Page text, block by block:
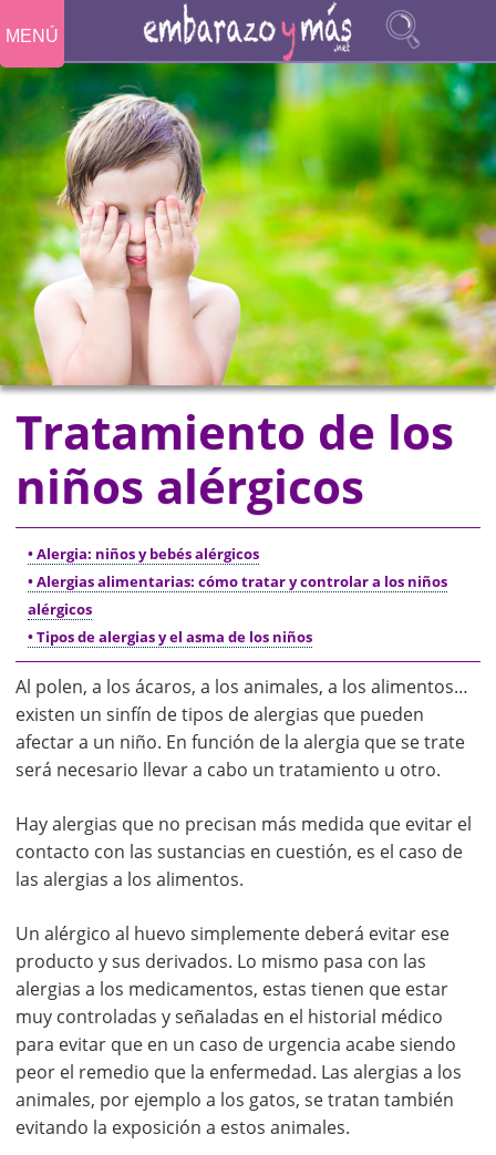
MENÚ
Tratamiento de los
niños alérgicos
• Alergia: niños y bebés alérgicos
• Alergias alimentarias: cómo tratar y controlar a los niños
alérgicos
• Tipos de alergias y el asma de los niños
Al polen, a los ácaros, a los animales, a los alimentos…
existen un sinfín de tipos de alergias que pueden
afectar a un niño. En función de la alergia que se trate
será necesario llevar a cabo un tratamiento u otro.
Hay alergias que no precisan más medida que evitar el
contacto con las sustancias en cuestión, es el caso de
las alergias a los alimentos.
Un alérgico al huevo simplemente deberá evitar ese
producto y sus derivados. Lo mismo pasa con las
alergias a los medicamentos, estas tienen que estar
muy controladas y señaladas en el historial médico
para evitar que en un caso de urgencia acabe siendo
peor el remedio que la enfermedad. Las alergias a los
animales, por ejemplo a los gatos, se tratan también
evitando la exposición a estos animales.